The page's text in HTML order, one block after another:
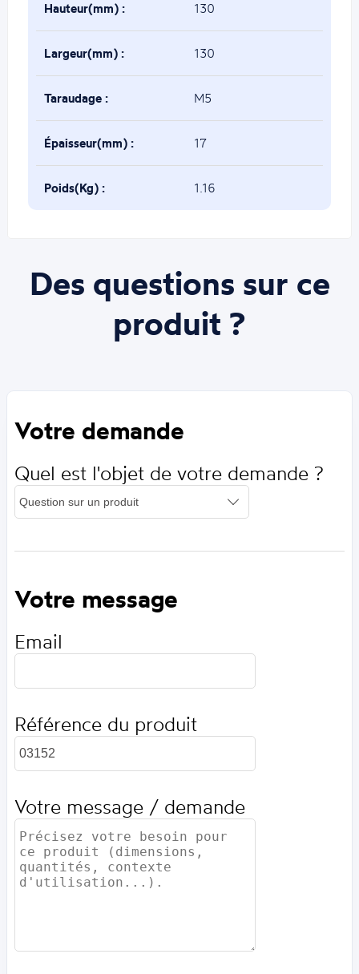
Hauteur(mm) : 130
Largeur(mm) : 130
Taraudage : M5
Épaisseur(mm) : 17
Poids(Kg) : 1.16
Des questions sur ce
produit ?
Votre demande
Quel est l'objet de votre demande ?
Votre message
Email
Référence du produit
Votre message / demande